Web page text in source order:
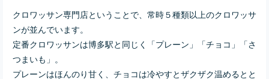
クロワッサン専門店ということで、常時５種類以上のクロワッサ
ンが並んでいます。
定番クロワッサンは博多駅と同じく「プレーン」「チョコ」「さ
つまいも」。
プレーンはほんのり甘く、チョコは冷やすとザクザク温めるとと